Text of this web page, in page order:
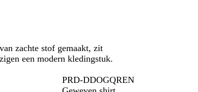
zachte stof gemaakt, zit
een modern kledingstuk.
PRD-DDOGQREN